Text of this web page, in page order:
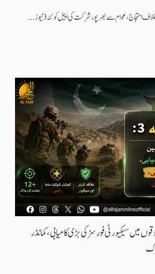
احتجاج، عوام سے بھرپور شرکت کی اپیل کوئٹہ(نیوز...
نواحی علاقوں میں سیکیورٹی فورسز کی بڑی کامیابی، کمانڈر